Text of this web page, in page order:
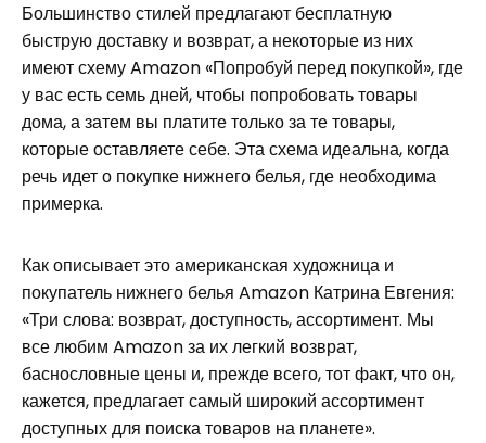
Большинство стилей предлагают бесплатную
быструю доставку и возврат, а некоторые из них
имеют схему Amazon «Попробуй перед покупкой», где
у вас есть семь дней, чтобы попробовать товары
дома, а затем вы платите только за те товары,
которые оставляете себе. Эта схема идеальна, когда
речь идет о покупке нижнего белья, где необходима
примерка.
Как описывает это американская художница и
покупатель нижнего белья Amazon Катрина Евгения:
«Три слова: возврат, доступность, ассортимент. Мы
все любим Amazon за их легкий возврат,
баснословные цены и, прежде всего, тот факт, что он,
кажется, предлагает самый широкий ассортимент
доступных для поиска товаров на планете».